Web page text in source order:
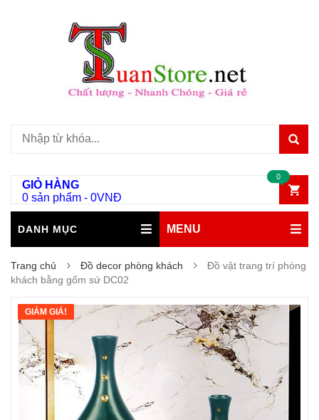
GIỎ HÀNG
0 sản phẩm - 0VNĐ
0
DANH MỤC MENU
Trang chủ Đồ decor phòng khách
Đồ vật trang trí phòng
khách bằng gốm sứ DC02
GIẢM GIÁ!